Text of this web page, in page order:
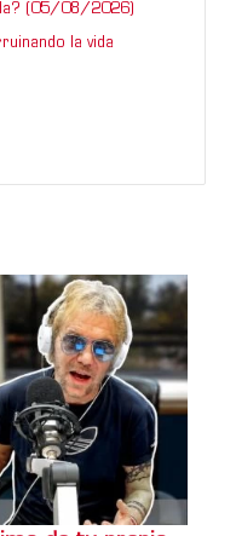
(05/08/2026)
la vida